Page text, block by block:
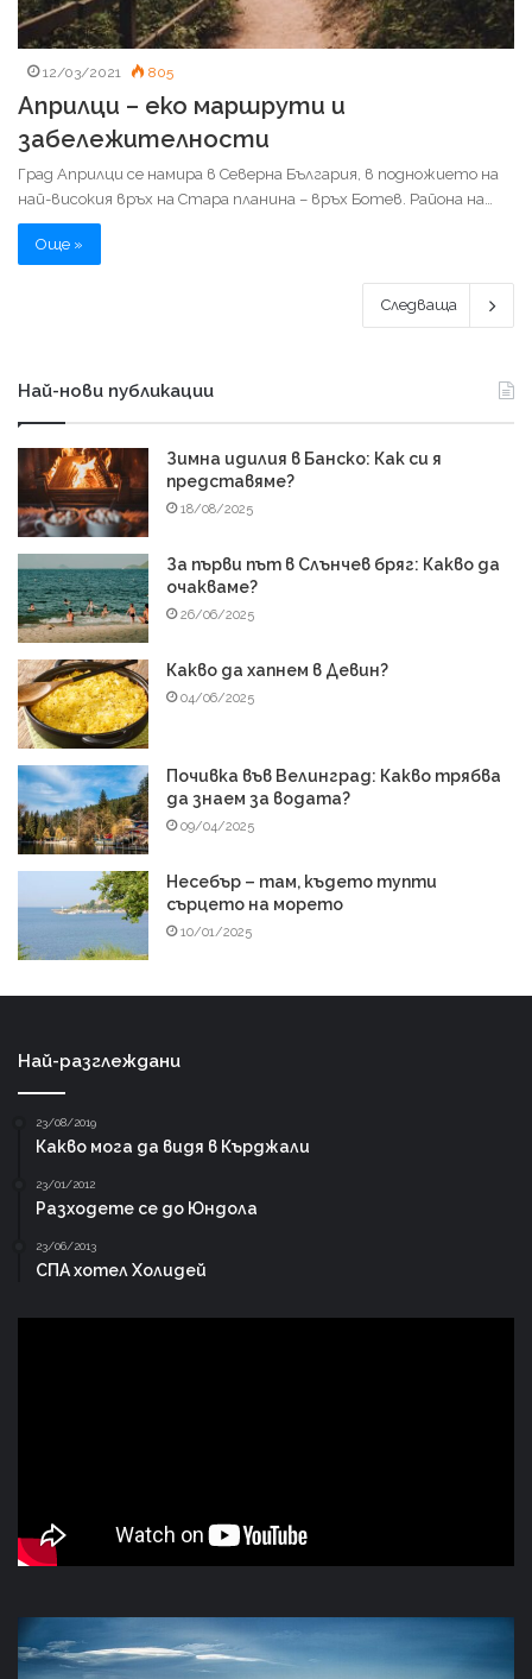
12/03/2021 805
Априлци – еко маршрути и
забележителности
Град Априлци се намира в Северна България, в подножието на
най-високия връх на Стара планина – връх Ботев. Района на…
Още »
Следваща
Най-нови публикации
Зимна идилия в Банско: Как си я
представяме?
18/08/2025
За първи път в Слънчев бряг: Какво да
очакваме?
26/06/2025
Какво да хапнем в Девин?
04/06/2025
Почивка във Велинград: Какво трябва
да знаем за водата?
09/04/2025
Несебър – там, където тупти
сърцето на морето
10/01/2025
Най-разглеждани
23/08/2019
Какво мога да видя в Кърджали
23/01/2012
Разходете се до Юндола
23/06/2013
СПА хотел Холидей